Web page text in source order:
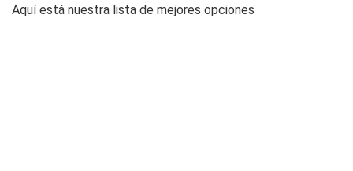
Aquí está nuestra lista de mejores opciones